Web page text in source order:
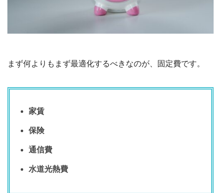
まず何よりもまず最適化するべきなのが、固定費です。
家賃
保険
通信費
水道光熱費